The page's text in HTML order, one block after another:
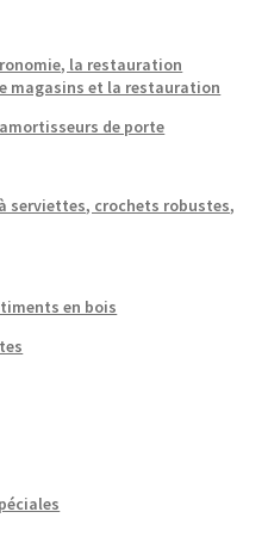
la restauration
magasins et la restauration
de porte
serviettes, crochets robustes,
en bois